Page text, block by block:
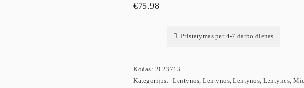
€75.98
Pristatymas per 4-7 darbo dienas
Kodas: 2023713
Kategorijos: Lentynos, Lentynos, Lentynos, Lentynos,